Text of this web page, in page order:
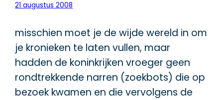
21 augustus 2008
misschien moet je de wijde wereld in om
je kronieken te laten vullen, maar
hadden de koninkrijken vroeger geen
rondtrekkende narren (zoekbots) die op
bezoek kwamen en die vervolgens de